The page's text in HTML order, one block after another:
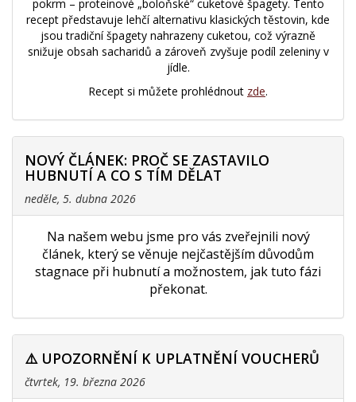
pokrm – proteinové „boloňské“ cuketové špagety. Tento
recept představuje lehčí alternativu klasických těstovin, kde
jsou tradiční špagety nahrazeny cuketou, což výrazně
snižuje obsah sacharidů a zároveň zvyšuje podíl zeleniny v
jídle.
Recept si můžete prohlédnout zde.
NOVÝ ČLÁNEK: PROČ SE ZASTAVILO
HUBNUTÍ A CO S TÍM DĚLAT
neděle, 5. dubna 2026
Na našem webu jsme pro vás zveřejnili nový
článek, který se věnuje nejčastějším důvodům
stagnace při hubnutí a možnostem, jak tuto fázi
překonat.
⚠️ UPOZORNĚNÍ K UPLATNĚNÍ VOUCHERŮ
čtvrtek, 19. března 2026